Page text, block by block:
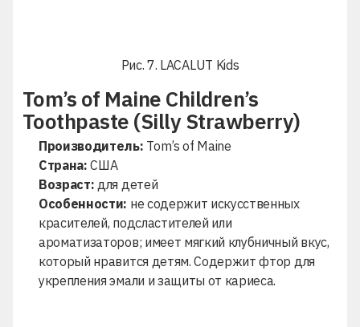
Рис. 7. LACALUT Kids
Tom’s of Maine Children’s
Toothpaste (Silly Strawberry)
Производитель: Tom’s of Maine
Страна: США
Возраст: для детей
Особенности: не содержит искусственных
красителей, подсластителей или
ароматизаторов; имеет мягкий клубничный вкус,
который нравится детям. Содержит фтор для
укрепления эмали и защиты от кариеса.